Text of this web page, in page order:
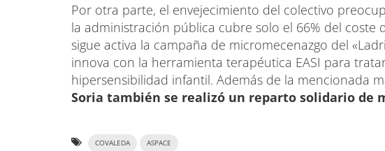
Por otra parte, el envejecimiento del colectivo
la administración pública cubre solo el 66% del coste
sigue activa la campaña de micromecenazgo del
innova con la herramienta terapéutica EASI para
hipersensibilidad infantil. Además de la mencionada
Soria también se realizó un reparto solidario de
COVALEDA ASPACE